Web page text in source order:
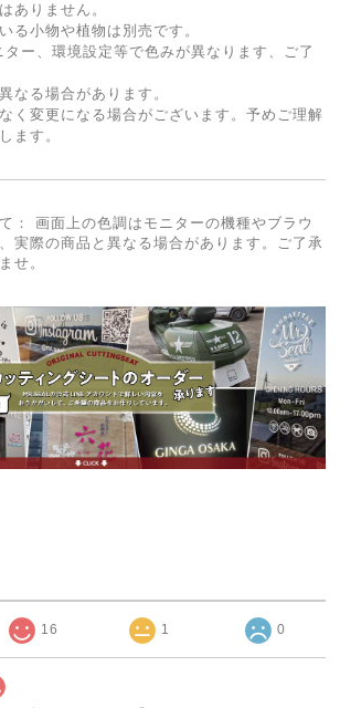
ありません。
る小物や植物は別売です。
ー、環境設定等で色みが異なります、ご了
なる場合があります。
く変更になる場合がございます。予めご理解
ます。
： 画面上の色調はモニターの機種やブラウ
実際の商品と異なる場合があります。ご了承
せ。
16 1 0